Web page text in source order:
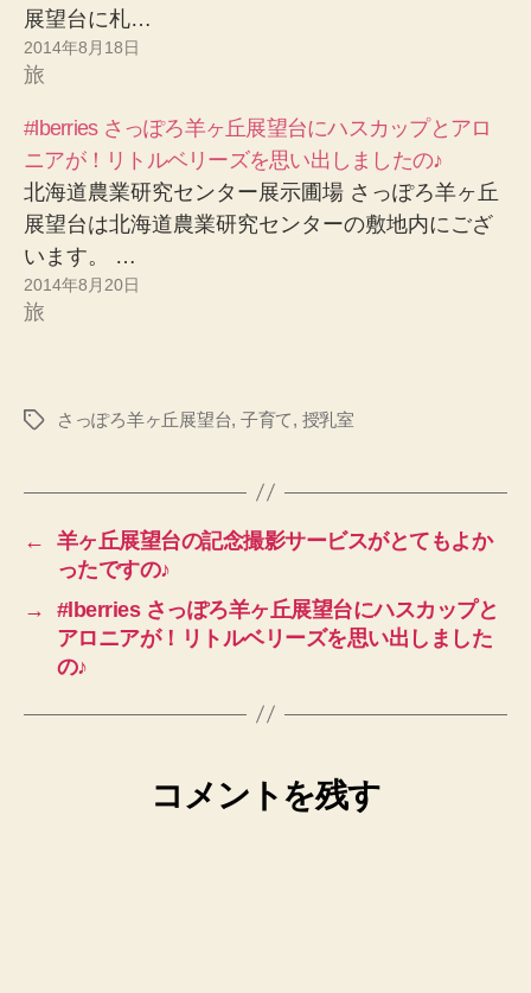
展望台に札…
2014年8月18日
旅
#lberries さっぽろ羊ヶ丘展望台にハスカップとアロ
ニアが！リトルベリーズを思い出しましたの♪
北海道農業研究センター展示圃場 さっぽろ羊ヶ丘
展望台は北海道農業研究センターの敷地内にござ
います。 …
2014年8月20日
旅
タ
さっぽろ羊ヶ丘展望台, 子育て, 授乳室
←
羊ヶ丘展望台の記念撮影サービスがとてもよか
ったですの♪
→
#lberries さっぽろ羊ヶ丘展望台にハスカップと
アロニアが！リトルベリーズを思い出しました
の♪
コメントを残す